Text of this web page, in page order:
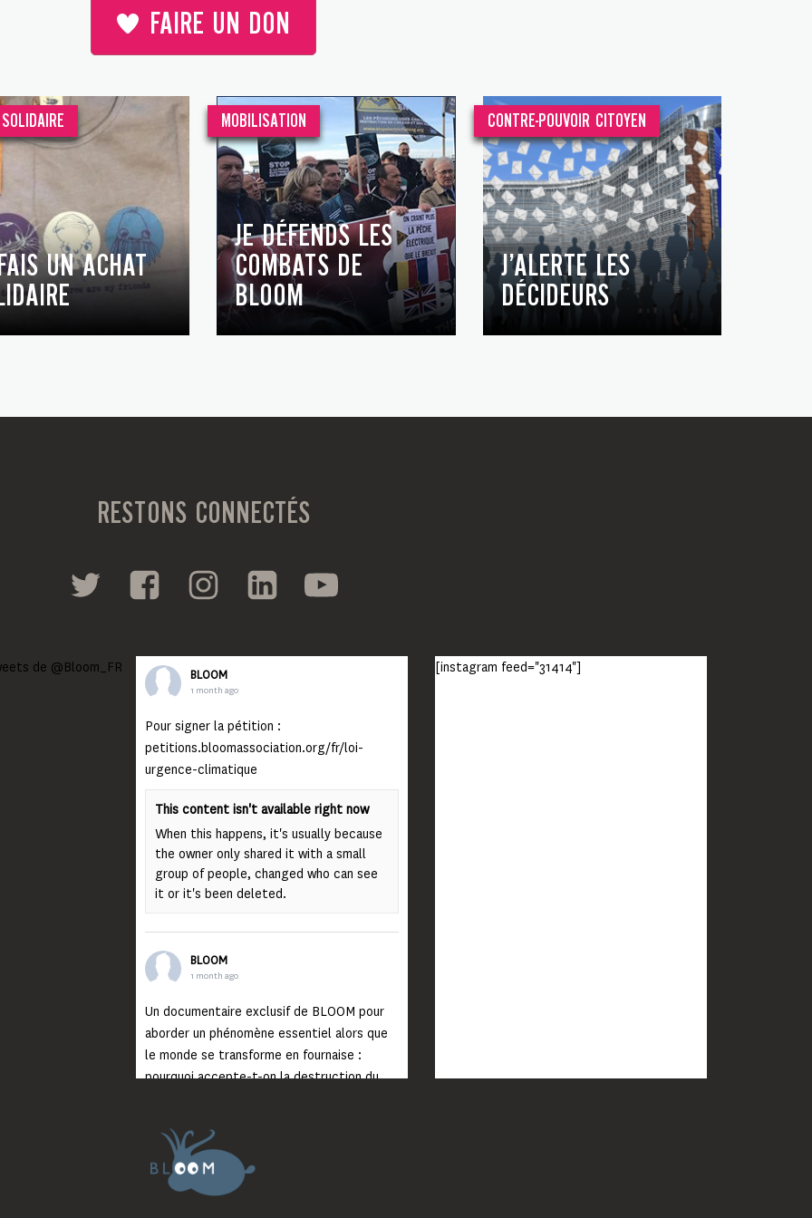
FAIRE UN DON
UN ACHAT
MOBILISATION
JE DÉFENDS LES
COMBATS DE
BLOOM
CONTRE-POUVOIR CITOYEN
J’ALERTE LES
DÉCIDEURS
RESTONS CONNECTÉS
de @Bloom_FR BLOOM
1 month ago
Pour signer la pétition :
petitions.bloomassociation.org/fr/loi-
urgence-climatique
This content isn't available right now
When this happens, it's usually because
the owner only shared it with a small
group of people, changed who can see
it or it's been deleted.
BLOOM
1 month ago
Un documentaire exclusif de BLOOM pour
aborder un phénomène essentiel alors que
le monde se transforme en fournaise :
pourquoi accepte-t-on la destruction du
Lisez jusqu’au bout et rendez-vous sur
notre chaîne Youtube (lien en bio) pour
découvrir un film qui génèrera deux choses
importantes : des conversations
[instagram feed="31414"]